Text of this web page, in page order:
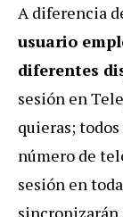
A diferencia
usuario
diferentes
sesión en
quieras;
número de
sesión en
sincronizarán